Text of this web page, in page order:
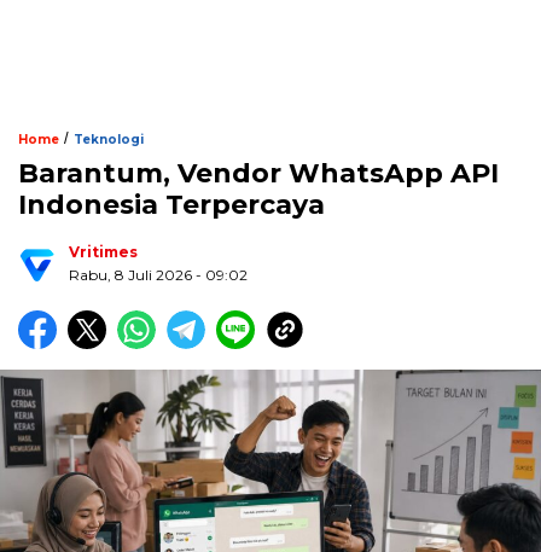
Home / Teknologi
Barantum, Vendor WhatsApp API
Indonesia Terpercaya
Vritimes
Rabu, 8 Juli 2026 - 09:02